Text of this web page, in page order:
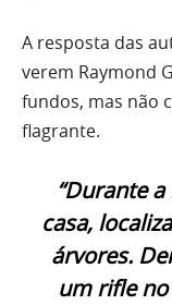
A resposta das
verem Raymond
fundos, mas não
flagrante.
“Durante
casa,
árvores.
um rifle